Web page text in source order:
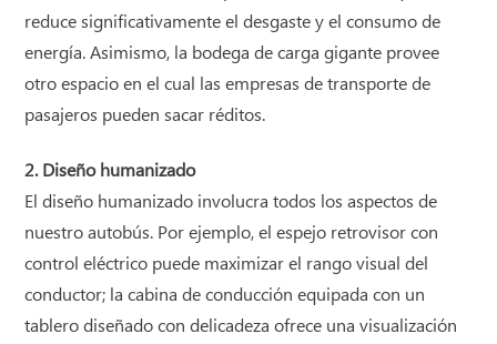
reduce significativamente el desgaste y el consumo de
energía. Asimismo, la bodega de carga gigante provee
otro espacio en el cual las empresas de transporte de
pasajeros pueden sacar réditos.
2. Diseño humanizado
El diseño humanizado involucra todos los aspectos de
nuestro autobús. Por ejemplo, el espejo retrovisor con
control eléctrico puede maximizar el rango visual del
conductor; la cabina de conducción equipada con un
tablero diseñado con delicadeza ofrece una visualización